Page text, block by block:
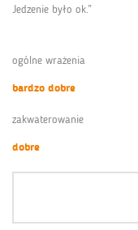
Jedzenie było ok.”
ogólne wrażenia
bardzo dobre
zakwaterowanie
dobre